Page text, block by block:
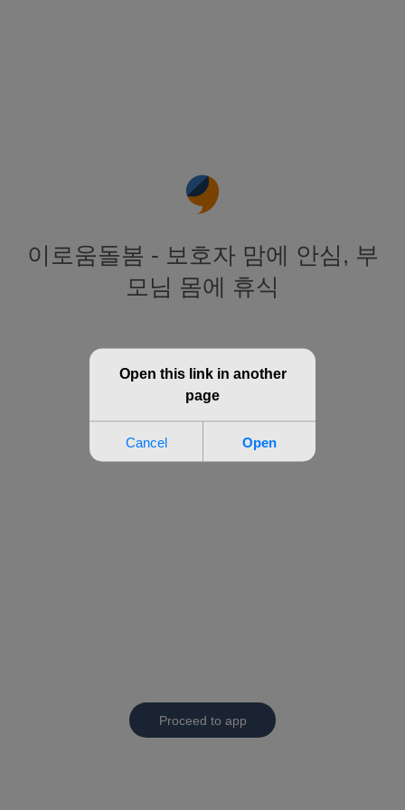
이로움돌봄 - 보호자 맘에 안심, 부
모님 몸에 휴식
Proceed to app